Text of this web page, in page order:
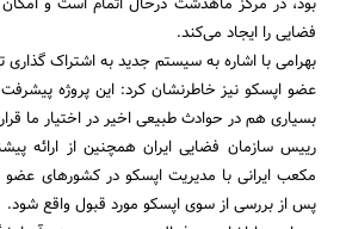
بود، در مرکز ماهدشت درحال اتمام است و
فضایی را ایجاد می‌کند.
بهرامی با اشاره به سیستم جدید به اشتراک گذاری
عضو اپسکو نیز خاطرنشان کرد: این پروژه
بسیاری هم در حوادث طبیعی اخیر در اختیار ما
رییس سازمان فضایی ایران همچنین از ارائه
مکعب ایرانی با مدیریت اپسکو در کشورهای
پس از بررسی از سوی اپسکو مورد قبول واقع شود.